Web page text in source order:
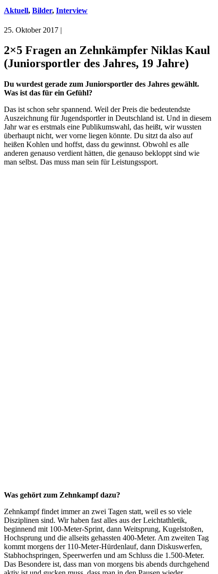
Aktuell, Bilder, Interview
25. Oktober 2017 |
2×5 Fragen an Zehnkämpfer Niklas Kaul
(Juniorsportler des Jahres, 19 Jahre)
Du wurdest gerade zum Juniorsportler des Jahres gewählt.
Was ist das für ein Gefühl?
Das ist schon sehr spannend. Weil der Preis die bedeutendste
Auszeichnung für Jugendsportler in Deutschland ist. Und in diesem
Jahr war es erstmals eine Publikumswahl, das heißt, wir wussten
überhaupt nicht, wer vorne liegen könnte. Du sitzt da also auf
heißen Kohlen und hoffst, dass du gewinnst. Obwohl es alle
anderen genauso verdient hätten, die genauso bekloppt sind wie
man selbst. Das muss man sein für Leistungssport.
Was gehört zum Zehnkampf dazu?
Zehnkampf findet immer an zwei Tagen statt, weil es so viele
Disziplinen sind. Wir haben fast alles aus der Leichtathletik,
beginnend mit 100-Meter-Sprint, dann Weitsprung, Kugelstoßen,
Hochsprung und die allseits gehassten 400-Meter. Am zweiten Tag
kommt morgens der 110-Meter-Hürdenlauf, dann Diskuswerfen,
Stabhochspringen, Speerwerfen und am Schluss die 1.500-Meter.
Das Besondere ist, dass man von morgens bis abends durchgehend